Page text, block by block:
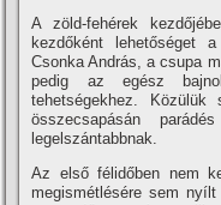
A zöld-fehérek
kezdőként lehetőséget
Csonka András, a csupa
pedig az egész
tehetségekhez.
összecsapásán
legelszántabbnak.
Az első félidőben nem
megismétlésére sem